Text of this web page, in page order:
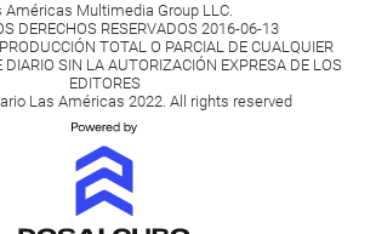
Américas Multimedia Group LLC.
DERECHOS RESERVADOS 2016-06-13
TOTAL O PARCIAL DE CUALQUIER
DIARIO SIN LA AUTORIZACIÓN EXPRESA DE LOS
EDITORES
Las Américas 2022. All rights reserved